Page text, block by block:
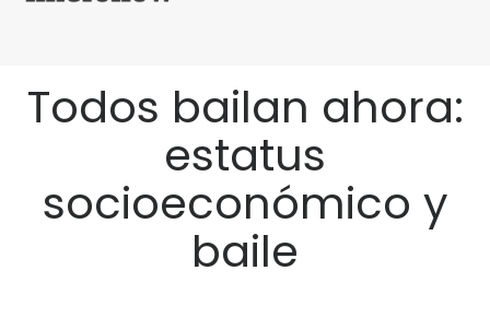
Todos bailan ahora:
estatus
socioeconómico y
baile